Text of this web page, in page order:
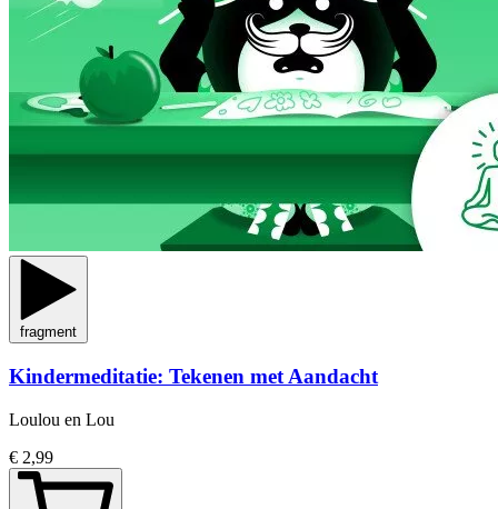
fragment
Kindermeditatie: Tekenen met Aandacht
Loulou en Lou
€ 2,99